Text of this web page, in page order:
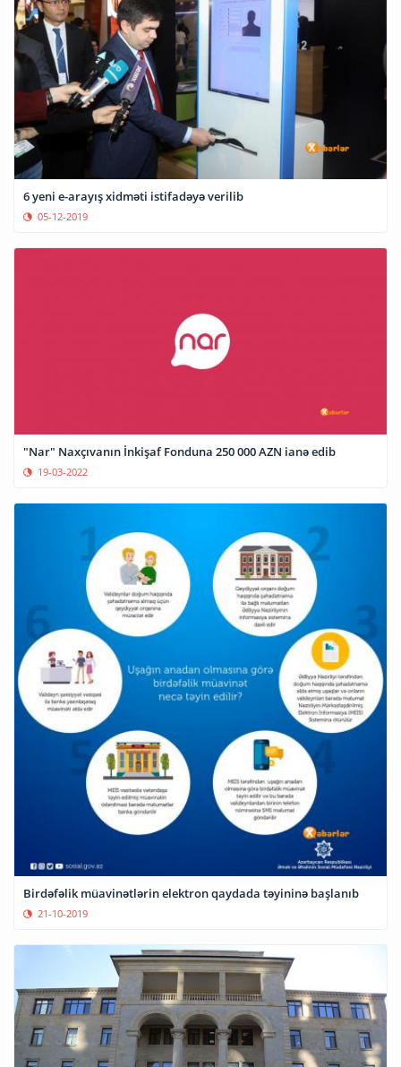
6 yeni e-arayış xidməti istifadəyə verilib
05-12-2019
"Nar" Naxçıvanın İnkişaf Fonduna 250 000 AZN ianə edib
19-03-2022
Birdəfəlik müavinətlərin elektron qaydada təyininə başlanıb
21-10-2019